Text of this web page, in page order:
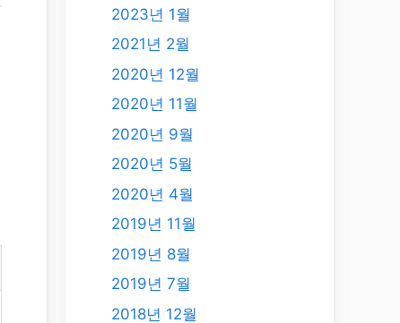
2023년 1월
2021년 2월
2020년 12월
2020년 11월
2020년 9월
2020년 5월
2020년 4월
2019년 11월
2019년 8월
2019년 7월
2018년 12월